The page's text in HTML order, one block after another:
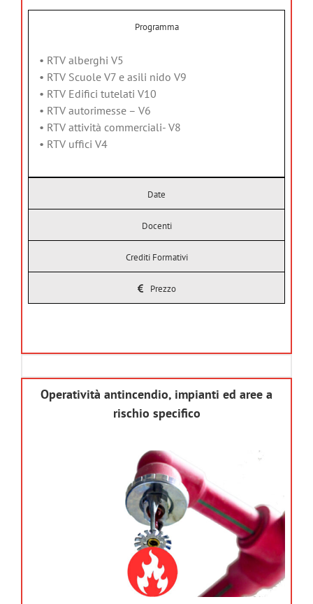
Programma
• RTV alberghi V5
• RTV Scuole V7 e asili nido V9
• RTV Edifici tutelati V10
• RTV autorimesse – V6
• RTV attività commerciali- V8
• RTV uffici V4
Date
Docenti
Crediti Formativi
Prezzo
Operatività antincendio, impianti ed aree a
rischio specifico